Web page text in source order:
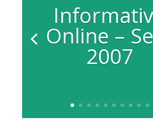
Online –
2007